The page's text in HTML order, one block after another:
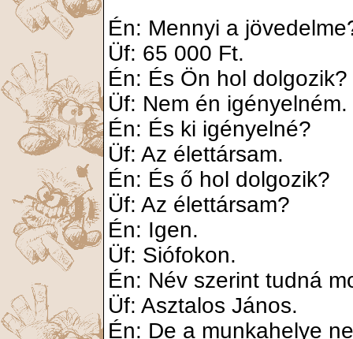
Én: Mennyi a
Üf: 65 000 Ft.
Én: És Ön hol dolgozik?
Üf: Nem én igényelném.
Én: És ki igényelné?
Üf: Az élettársam.
Én: És ő hol dolgozik?
Üf: Az élettársam?
Én: Igen.
Üf: Siófokon.
Én: Név szerint tudná
Üf: Asztalos János.
Én: De a munkahelye